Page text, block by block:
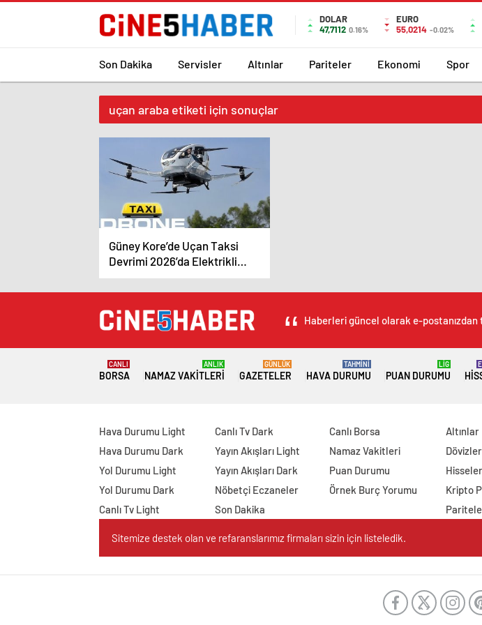
DOLAR
47,7112 0.16%
EURO
55,0214 -0.02%
Son Dakika Servisler Altınlar Pariteler Ekonomi Spor
uçan araba etiketi için sonuçlar
Güney Kore’de Uçan Taksi
Devrimi 2026’da Elektrikli
Hava Taksileri Gökyüzünde
Haberleri güncel olarak e-postanızdan
BORSA
CANLI
NAMAZ VAKITLERI
ANLIK
GAZETELER
GÜNLÜK
HAVA DURUMU
TAHMİNİ
PUAN DURUMU
LİG
Hava Durumu Light
Hava Durumu Dark
Yol Durumu Light
Yol Durumu Dark
Canlı Tv Light
Canlı Tv Dark
Yayın Akışları Light
Yayın Akışları Dark
Nöbetçi Eczaneler
Son Dakika
Canlı Borsa
Namaz Vakitleri
Puan Durumu
Örnek Burç Yorumu
Altınlar
Dövizler
Hisseler
Kripto
Sitemize destek olan ve refaranslarımız firmaları sizin için listeledik.